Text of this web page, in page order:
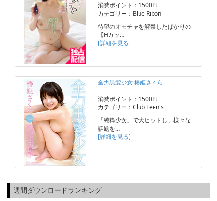
消費ポイント：1500Pt
カテゴリー：Blue Ribon
待望のオモチャを解禁したばかりの
【Hカッ…
[詳細を見る]
全力黒髪少女 椿姫さくら
消費ポイント：1500Pt
カテゴリー：Club Teen's
「純粋少女」で大ヒットし、様々な
話題を…
[詳細を見る]
週間ダウンロードランキング